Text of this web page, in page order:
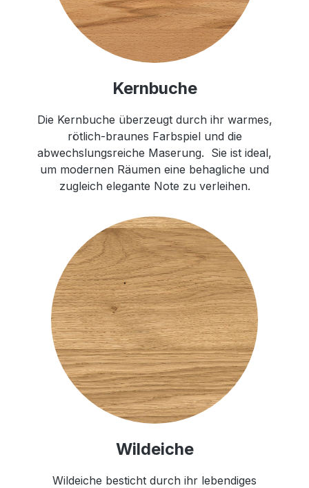
Kernbuche
Die Kernbuche überzeugt durch ihr warmes,
rötlich-braunes Farbspiel und die
abwechslungsreiche Maserung. Sie ist ideal,
um modernen Räumen eine behagliche und
zugleich elegante Note zu verleihen.
Wildeiche
Wildeiche besticht durch ihr lebendiges